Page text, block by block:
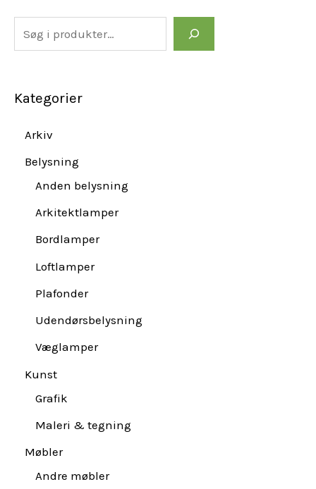
Kategorier
Arkiv
Belysning
Anden belysning
Arkitektlamper
Bordlamper
Loftlamper
Plafonder
Udendørsbelysning
Væglamper
Kunst
Grafik
Maleri & tegning
Møbler
Andre møbler